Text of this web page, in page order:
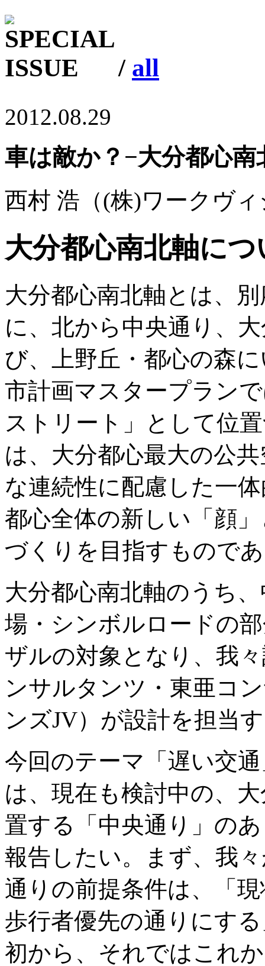
/ all
2012.08.29
車は敵か？−大分都心
西村 浩 （(株)ワークヴ
大分都心南北軸につ
大分都心南北軸とは、
に、北から中央通り、
び、上野丘・都心の森
市計画マスタープラン
ストリート」として位
は、大分都心最大の公
な連続性に配慮した一
都心全体の新しい「顔
づくりを目指すもので
大分都心南北軸のうち
場・シンボルロードの
ザルの対象となり、我
ンサルタンツ・東亜コ
ンズJV）が設計を担当
今回のテーマ「遅い交
は、現在も検討中の、
置する「中央通り」の
報告したい。まず、我
通りの前提条件は、「
歩行者優先の通りにす
初から、それではこれ